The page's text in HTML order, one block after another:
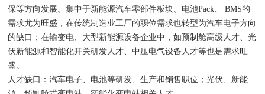
保等方向发展。集中于新能源汽车零部件板块、电池Pack、 BMS的
需求尤为旺盛，在传统制造业工厂的职位需求也转型为汽车电子方向
的缺口；在输变电、大型新能源设备企业中，如预制舱高级人才、光
伏新能源和智能化开关研发人才、中压电气设备人才等也是需求旺
盛。
人才缺口：汽车电子、电池等研发、生产和销售职位；光伏、新能